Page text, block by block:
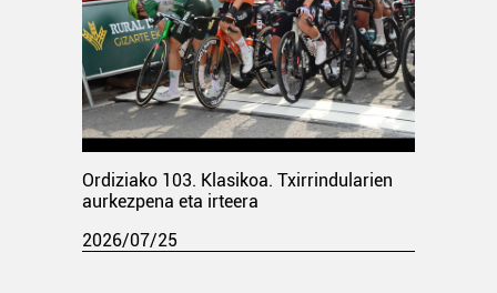
Ordiziako 103. Klasikoa. Txirrindularien
aurkezpena eta irteera
2026/07/25